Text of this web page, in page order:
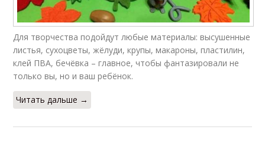
Для творчества подойдут любые материалы: высушенные
листья, сухоцветы, жёлуди, крупы, макароны, пластилин,
клей ПВА, бечёвка – главное, чтобы фантазировали не
только вы, но и ваш ребёнок.
Читать дальше →